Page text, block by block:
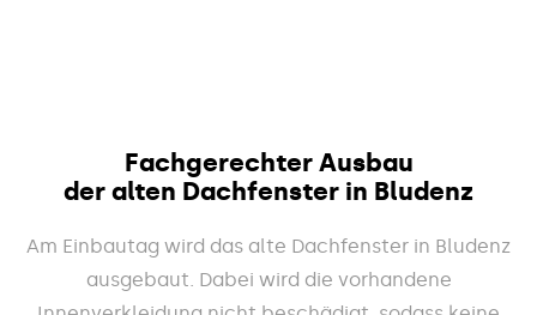
Fachgerechter Ausbau
der alten Dachfenster in Bludenz
Am Einbautag wird das alte Dachfenster in Bludenz
ausgebaut. Dabei wird die vorhandene